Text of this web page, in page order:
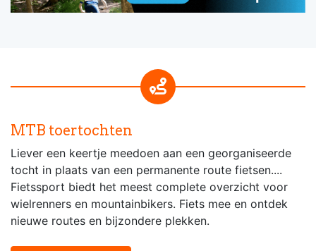
MTB toertochten
Liever een keertje meedoen aan een georganiseerde
tocht in plaats van een permanente route fietsen....
Fietssport biedt het meest complete overzicht voor
wielrenners en mountainbikers. Fiets mee en ontdek
nieuwe routes en bijzondere plekken.